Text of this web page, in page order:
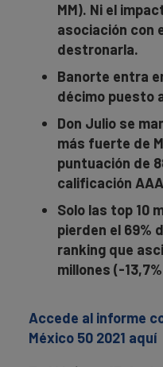
MM). Ni el
asociación con
destronarla.
Banorte entra
décimo puesto a
Don Julio se
más fuerte de
puntuación de
calificación
Solo las top 10
pierden el 69%
ranking que
millones (-
Accede al informe
México 50 2021 aquí